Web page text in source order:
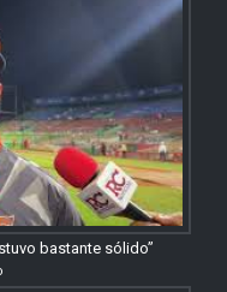
bastante sólido”